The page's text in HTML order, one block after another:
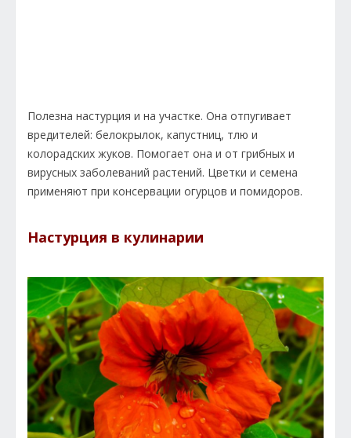
Полезна настурция и на участке. Она отпугивает
вредителей: белокрылок, капустниц, тлю и
колорадских жуков. Помогает она и от грибных и
вирусных заболеваний растений. Цветки и семена
применяют при консервации огурцов и помидоров.
Настурция в кулинарии